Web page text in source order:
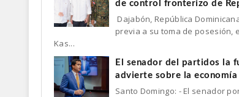
de control fronterizo de
Dajabón, República
previa a su toma de posesión,
Kas...
El senador del partidos la
advierte sobre la economía
Santo Domingo: - El senador